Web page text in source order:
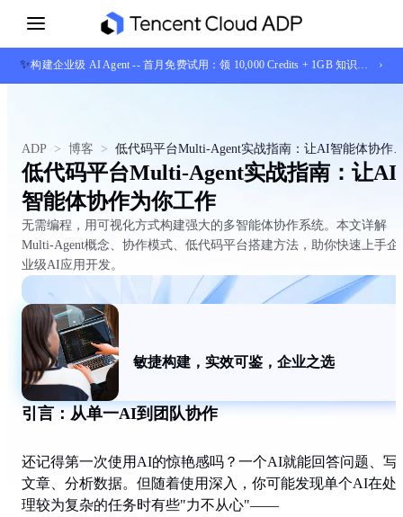
✨ ›
ADP > 博客 > 低代码平台Multi-Agent实战指南：
低代码平台Multi-Agent实战指南：让AI
智能体协作为你工作
无需编程，用可视化方式构建强大的多智能体协作系统。本文详解
Multi-Agent概念、协作模式、低代码平台搭建方法，助你快速上手企
业级AI应用开发。
敏捷构建，实效可鉴，企业之选
引言：从单一AI到团队协作
还记得第一次使用AI的惊艳感吗？一个AI就能回答问题、写
文章、分析数据。但随着使用深入，你可能发现单个AI在处
理较为复杂的任务时有些"力不从心"——